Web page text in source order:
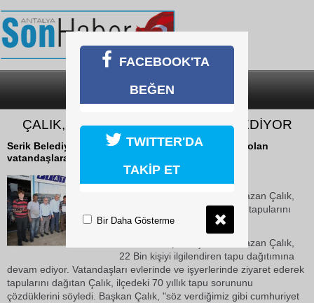
SON DAKİKA
ÇALIK, TAPU DAĞITIMINA DEVAM EDİYOR
Serik Belediye Başkanı Ramazan Çalık, hak sahibi olan
vatandaşlara tapularını dağıtmaya devam ediyor.
17 Ekim 2018 Çarşamba 15:03
Serik Belediye Başkanı Ramazan Çalık,
hak sahibi olan vatandaşlara tapularını
dağıtmaya devam ediyor.
Serik Belediye Başkanı Ramazan Çalık,
22 Bin kişiyi ilgilendiren tapu dağıtımına
devam ediyor. Vatandaşları evlerinde ve işyerlerinde ziyaret ederek
tapularını dağıtan Çalık, ilçedeki 70 yıllık tapu sorununu
çözdüklerini söyledi. Başkan Çalık, "söz verdiğimiz gibi cumhuriyet
FACEBOOK'TA
BEĞEN
TWITTER'DA
TAKİP ET
Bir Daha Gösterme